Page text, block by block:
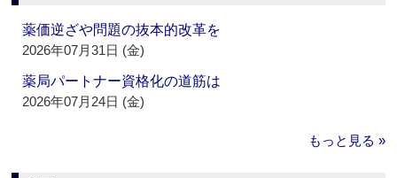
薬価逆ざや問題の抜本的改革を
2026年07月31日 (金)
薬局パートナー資格化の道筋は
2026年07月24日 (金)
もっと見る »